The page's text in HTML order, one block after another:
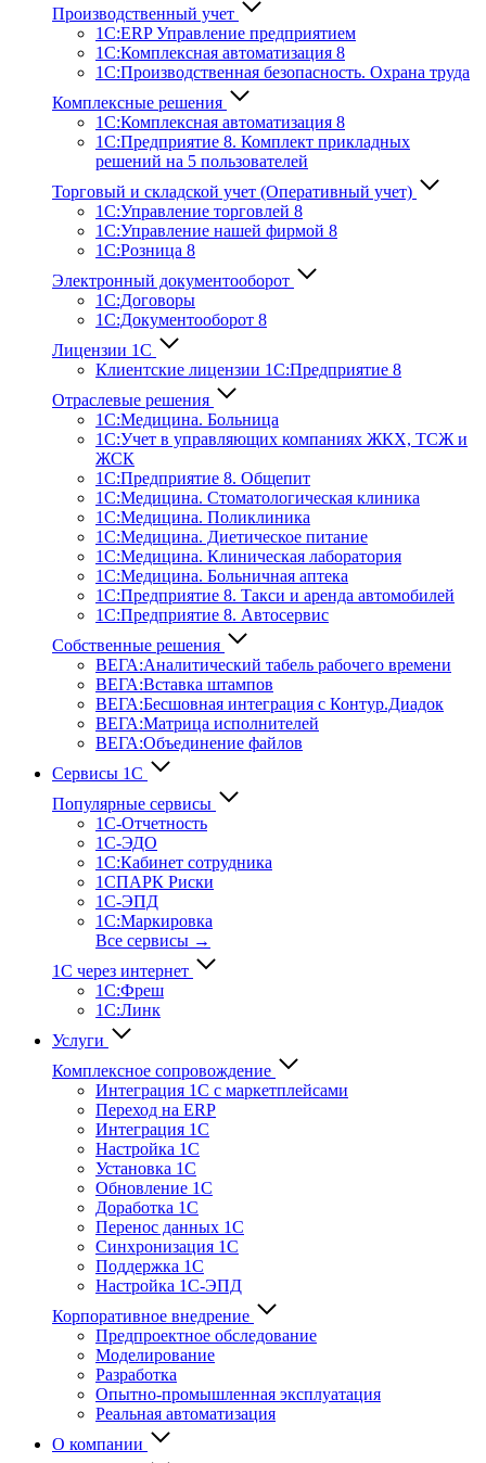
Производственный учет
1С:ERP Управление предприятием
1С:Комплексная автоматизация 8
1С:Производственная безопасность. Охрана труда
Комплексные решения
1С:Комплексная автоматизация 8
1С:Предприятие 8. Комплект прикладных
решений на 5 пользователей
Торговый и складской учет (Оперативный учет)
1С:Управление торговлей 8
1С:Управление нашей фирмой 8
1С:Розница 8
Электронный документооборот
1С:Договоры
1С:Документооборот 8
Лицензии 1С
Клиентские лицензии 1С:Предприятие 8
Отраслевые решения
1С:Медицина. Больница
1C:Учет в управляющих компаниях ЖКХ, ТСЖ и
ЖСК
1С:Предприятие 8. Общепит
1С:Медицина. Стоматологическая клиника
1С:Медицина. Поликлиника
1С:Медицина. Диетическое питание
1С:Медицина. Клиническая лаборатория
1С:Медицина. Больничная аптека
1С:Предприятие 8. Такси и аренда автомобилей
1С:Предприятие 8. Автосервис
Собственные решения
ВЕГА:Аналитичес­кий табель рабочего времени
ВЕГА:Вставка штампов
ВЕГА:Бесшовная интеграция с Контур.Диадок
ВЕГА:Матрица исполнителей
ВЕГА:Объединение файлов
Сервисы 1С
Популярные сервисы
1С-Отчет­ность
1С-ЭДО
1С:Кабинет сотрудника
1СПАРК Риски
1С-ЭПД
1С:Маркировка
Все сервисы →
1С через интернет
1С:Фреш
1С:Линк
Услуги
Комплексное сопровождение
Интеграция 1С с маркетплейсами
Переход на ERP
Интеграция 1С
Настройка 1С
Установка 1С
Обновление 1С
Доработка 1С
Перенос данных 1С
Синхронизация 1С
Поддержка 1С
Настройка 1С-ЭПД
Корпоративное внедрение
Предпроектное обследование
Моделирование
Разработка
Опытно-промышленная эксплуатация
Реальная автоматизация
О компании